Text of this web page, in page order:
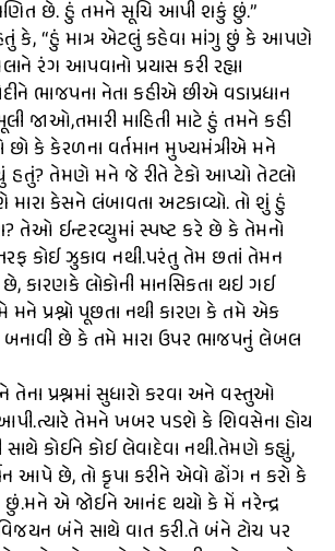
છે. હું તમને સૂચિ આપી શકું છું.”
કે, “હું માત્ર એટલું કહેવા માંગુ છું કે આપણે
રંગ આપવાનો પ્રયાસ કરી રહ્યા
ભાજપના નેતા કહીએ છીએ વડાપ્રધાન
જાઓ,તમારી માહિતી માટે હું તમને કહી
કે કેરળના વર્તમાન મુખ્યમંત્રીએ મને
તેમણે મને જે રીતે ટેકો આપ્યો તેટલો
કેસને લંબાવતા અટકાવ્યો. તો શું હું
તેઓ ઈન્ટરવ્યુમાં સ્પષ્ટ કરે છે કે તેમનો
કોઈ ઝુકાવ નથી.પરંતુ તેમ છતાં તેમન
છે, કારણકે લોકોની માનસિકતા થઇ ગઈ
પ્રશ્નો પૂછતા નથી કારણ કે તમે એક
બનાવી છે કે તમે મારા ઉપર ભાજપનું લેબલ
પ્રશ્નમાં સુધારો કરવા અને વસ્તુઓ
તેમને ખબર પડશે કે શિવસેના હોય
કોઈને કોઈ લેવાદેવા નથી.તેમણે કહ્યું,
આપે છે, તો કૃપા કરીને એવો ઢોંગ ન કરો કે
છું.મને એ જોઈને આનંદ થયો કે મેં નરેન્દ્ર
બંને સાથે વાત કરી.તે બંને ટોચ પર